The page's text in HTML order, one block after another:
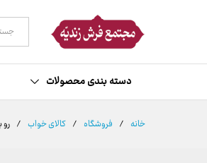
همه
دسته بندی محصولات
خانه / فروشگاه / کالای خواب / رو